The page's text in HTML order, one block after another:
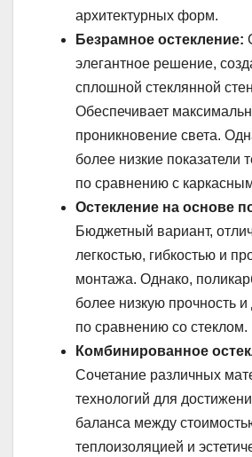
архитектурных форм.
Безрамное остекление:
элегантное решение,
сплошной стеклянной
Обеспечивает
проникновение света.
более низкие показатели
по сравнению с
Остекление на основе
Бюджетный вариант,
легкостью, гибкостью и
монтажа. Однако,
более низкую прочность и
по сравнению со стеклом.
Комбинированное
Сочетание различных
технологий для
баланса между
теплоизоляцией и